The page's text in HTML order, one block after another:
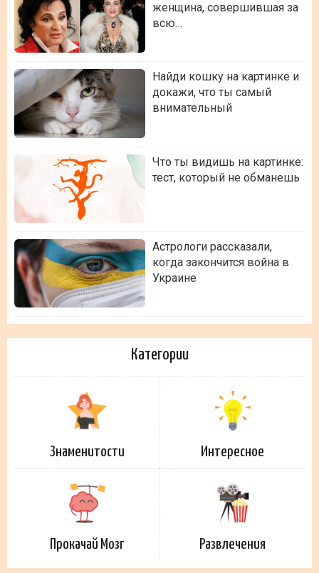
женщина, совершившая за
всю…
Найди кошку на картинке и
докажи, что ты самый
внимательный
Что ты видишь на картинке:
тест, который не обманешь
Астрологи рассказали,
когда закончится война в
Украине
Категории
Знаменитости Интересное
Прокачай Мозг Развлечения